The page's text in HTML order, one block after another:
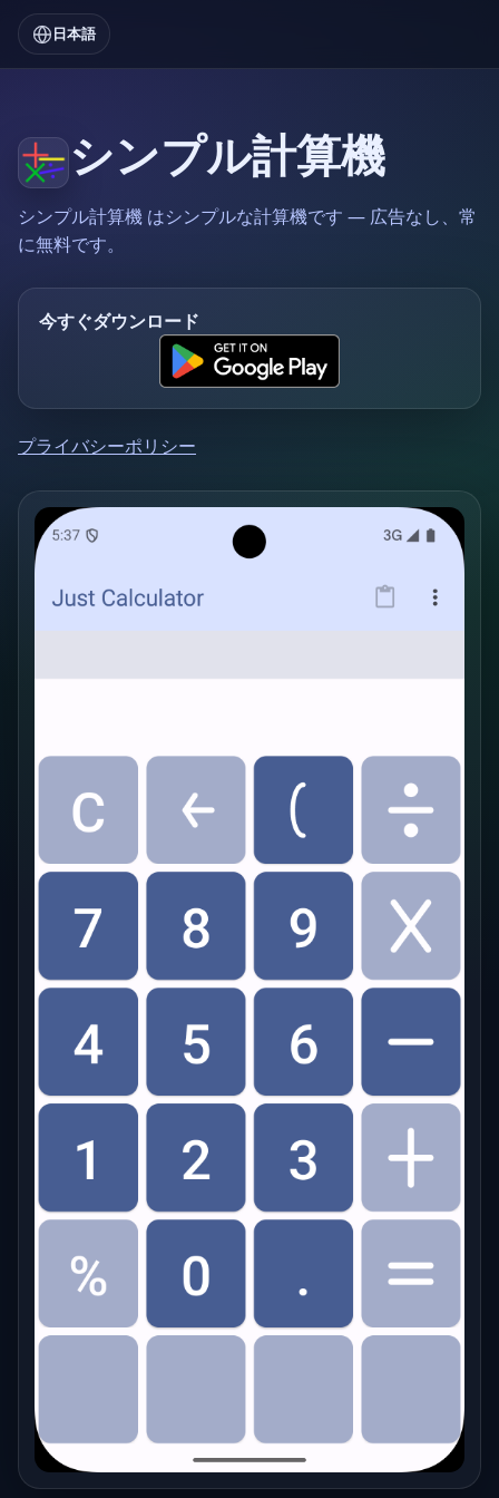
日本語
シンプル計算機
シンプル計算機 はシンプルな計算機です — 広告なし、常
に無料です。
今すぐダウンロード
プライバシーポリシー